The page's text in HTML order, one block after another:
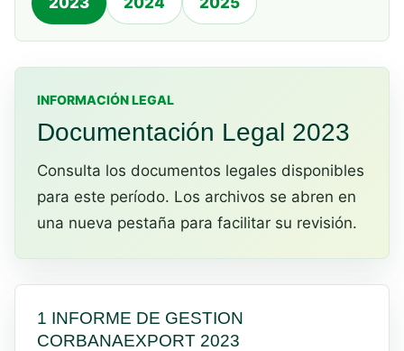
INFORMACIÓN LEGAL
Documentación Legal 2023
Consulta los documentos legales disponibles
para este período. Los archivos se abren en
una nueva pestaña para facilitar su revisión.
1 INFORME DE GESTION
CORBANAEXPORT 2023